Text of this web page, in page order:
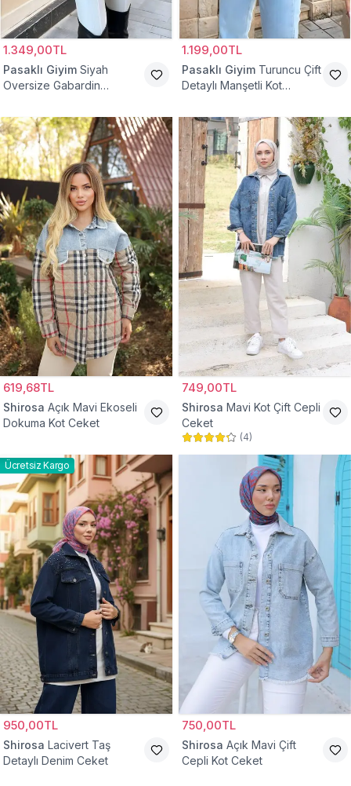
1.349,00TL
Pasaklı Giyim Siyah
Oversize Gabardin
1.199,00TL
Pasaklı Giyim Turuncu Çift
Detaylı Manşetli Kot
619,68TL
Shirosa Açık Mavi Ekoseli
Dokuma Kot Ceket
749,00TL
Shirosa Mavi Kot Çift Cepli
Ceket
(4)
Ücretsiz Kargo
950,00TL
Shirosa Lacivert Taş
Detaylı Denim Ceket
750,00TL
Shirosa Açık Mavi Çift
Cepli Kot Ceket